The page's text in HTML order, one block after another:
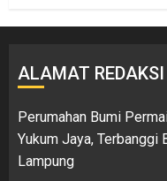
ALAMAT REDAKSI
Perumahan Bumi
Yukum Jaya, Terbanggi
Lampung